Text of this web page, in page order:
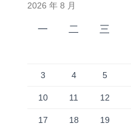
2026 年 8 月
一 二 三
3 4 5
10 11 12
17 18 19